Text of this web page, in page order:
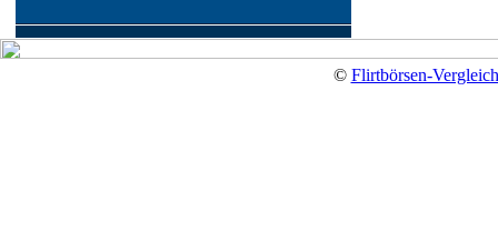
© Flirtbörsen-